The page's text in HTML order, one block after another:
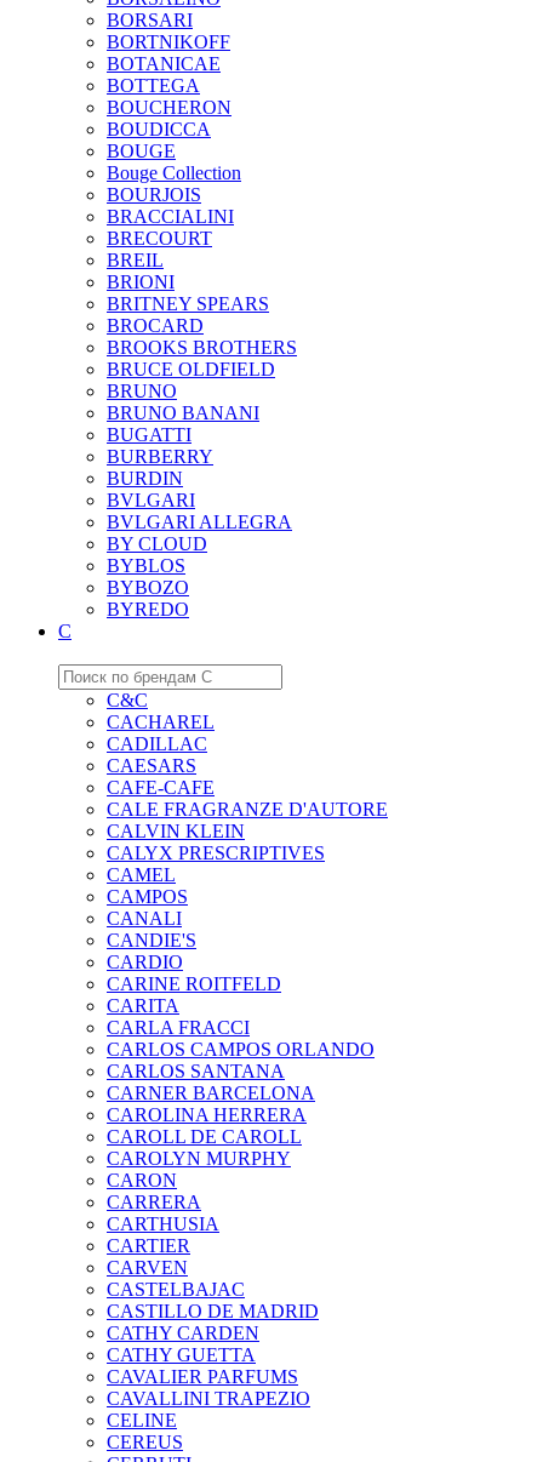
BORSARI
BORTNIKOFF
BOTANICAE
BOTTEGA
BOUCHERON
BOUDICCA
BOUGE
Bouge Collection
BOURJOIS
BRACCIALINI
BRECOURT
BREIL
BRIONI
BRITNEY SPEARS
BROCARD
BROOKS BROTHERS
BRUCE OLDFIELD
BRUNO
BRUNO BANANI
BUGATTI
BURBERRY
BURDIN
BVLGARI
BVLGARI ALLEGRA
BY CLOUD
BYBLOS
BYBOZO
BYREDO
C
C&C
CACHAREL
CADILLAC
CAESARS
CAFE-CAFE
CALE FRAGRANZE D'AUTORE
CALVIN KLEIN
CALYX PRESCRIPTIVES
CAMEL
CAMPOS
CANALI
CANDIE'S
CARDIO
CARINE ROITFELD
CARITA
CARLA FRACCI
CARLOS CAMPOS ORLANDO
CARLOS SANTANA
CARNER BARCELONA
CAROLINA HERRERA
CAROLL DE CAROLL
CAROLYN MURPHY
CARON
CARRERA
CARTHUSIA
CARTIER
CARVEN
CASTELBAJAC
CASTILLO DE MADRID
CATHY CARDEN
CATHY GUETTA
CAVALIER PARFUMS
CAVALLINI TRAPEZIO
CELINE
CEREUS